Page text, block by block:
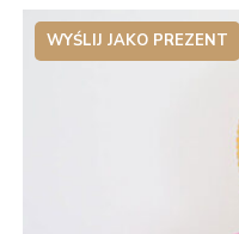
WYŚLIJ JAKO PREZENT